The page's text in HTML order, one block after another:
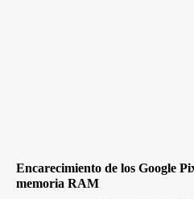
Encarecimiento de los Google
memoria RAM